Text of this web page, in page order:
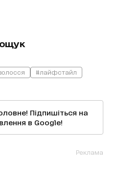
#лайфстайл
Підпишіться на
в Google!
Реклама